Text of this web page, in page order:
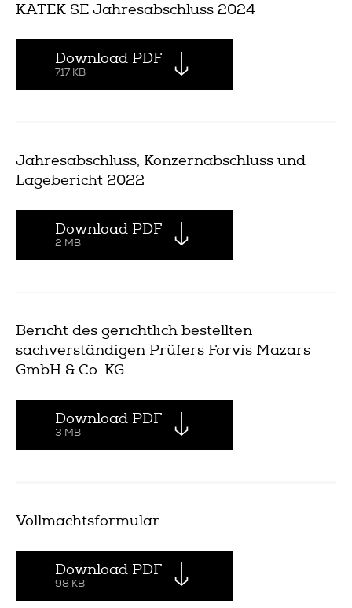
KATEK SE Jahresabschluss 2024
Download PDF
717 KB
Jahresabschluss, Konzernabschluss und
Lagebericht 2022
Download PDF
2 MB
Bericht des gerichtlich bestellten
sachverständigen Prüfers Forvis Mazars
GmbH & Co. KG
Download PDF
3 MB
Vollmachtsformular
Download PDF
98 KB